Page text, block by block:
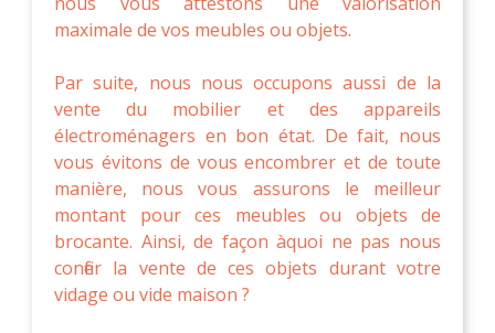
maximale de vos meubles ou objets.
Par suite, nous nous occupons aussi de la
vente du mobilier et des appareils
électroménagers en bon état. De fait, nous
vous évitons de vous encombrer et de toute
manière, nous vous assurons le meilleur
montant pour ces meubles ou objets de
brocante. Ainsi, de façon àquoi ne pas nous
confier la vente de ces objets durant votre
vidage ou vide maison ?